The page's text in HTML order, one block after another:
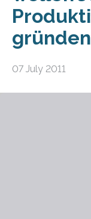
gründen
07 July 2011